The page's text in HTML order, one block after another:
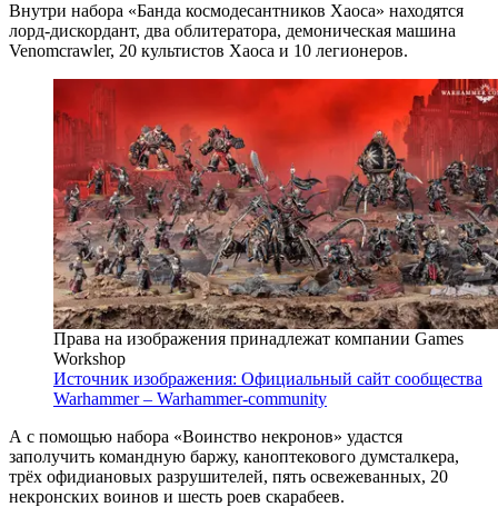
Внутри набора «Банда космодесантников Хаоса» находятся
лорд-дискордант, два облитератора, демоническая машина
Venomcrawler, 20 культистов Хаоса и 10 легионеров.
Права на изображения принадлежат компании Games
Workshop
Источник изображения: Официальный сайт сообщества
Warhammer – Warhammer-community
А с помощью набора «Воинство некронов» удастся
заполучить командную баржу, каноптекового думсталкера,
трёх офидиановых разрушителей, пять освежеванных, 20
некронских воинов и шесть роев скарабеев.